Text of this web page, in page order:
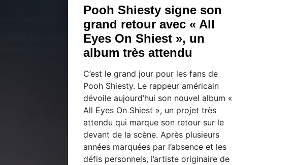
Pooh Shiesty signe son
grand retour avec « All
Eyes On Shiest », un
album très attendu
C’est le grand jour pour les fans de
Pooh Shiesty. Le rappeur américain
dévoile aujourd’hui son nouvel album «
All Eyes On Shiest », un projet très
attendu qui marque son retour sur le
devant de la scène. Après plusieurs
années marquées par l’absence et les
défis personnels, l’artiste originaire de